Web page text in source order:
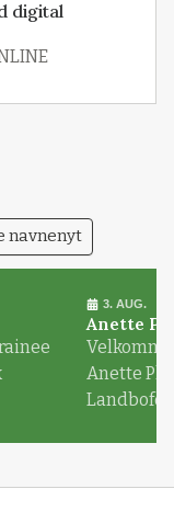
digital
navnenyt
3. AUG.
Anette
Anette